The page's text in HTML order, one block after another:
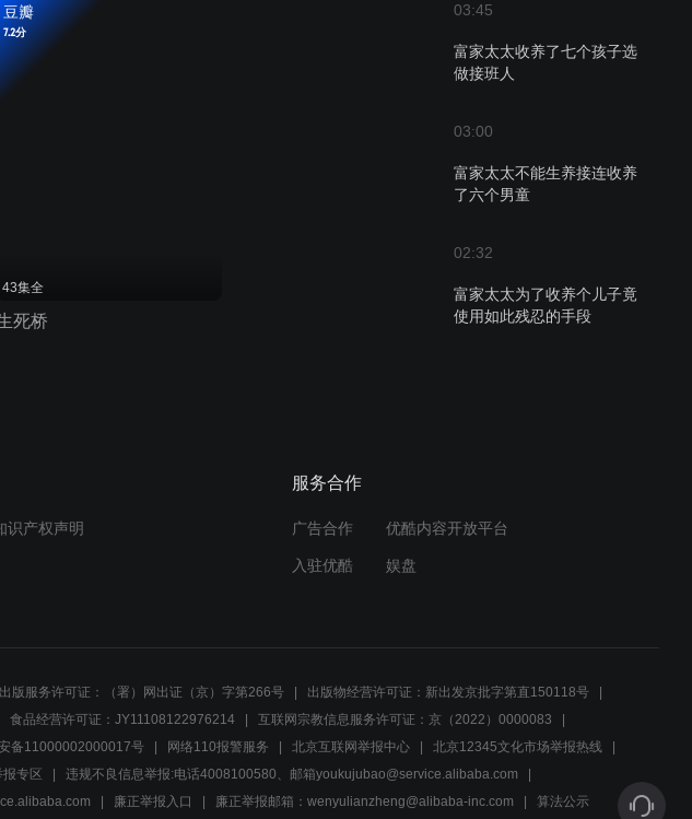
03:45
富家太太收养了七个孩子选
做接班人
03:00
富家太太不能生养接连收养
了六个男童
02:32
富家太太为了收养个儿子竟
使用如此残忍的手段
一大锅牛杂只卖3文钱，谁
赚的盆满钵满
01:33
一大锅牛杂只卖3文钱，谁
知老板不仅没亏，反而赚的
豆瓣
7.2分
43集全
死桥
识产权声明
服务合作
广告合作 优酷内容开放平台
入驻优酷 娱盘
版服务许可证：（署）网出证（京）字第266号
出版物经营许可证：新出发京批字第直150118号
食品经营许可证：JY11108122976214
互联网宗教信息服务许可证：京（2022）0000083
备11000002000017号 网络110报警服务 北京互联网举报中心
北京12345文化市场举报热线
专区
违规不良信息举报:电话4008100580、邮箱youkujubao@service.alibaba.com
廉正举报入口 廉正举报邮箱：wenyulianzheng@alibaba-inc.com 算法公示